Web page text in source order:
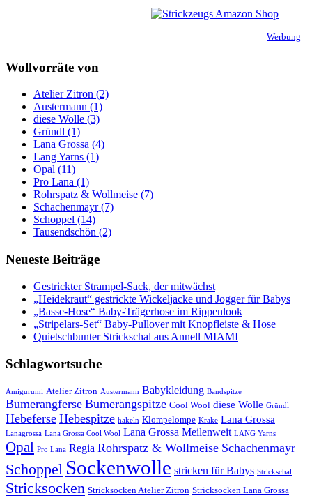
Werbung
Wollvorräte von
Atelier Zitron (2)
Austermann (1)
diese Wolle (3)
Gründl (1)
Lana Grossa (4)
Lang Yarns (1)
Opal (11)
Pro Lana (1)
Rohrspatz & Wollmeise (7)
Schachenmayr (7)
Schoppel (14)
Tausendschön (2)
Neueste Beiträge
Gestrickter Strampel-Sack, der mitwächst
„Heidekraut“ gestrickte Wickeljacke und Jogger für Babys
„Basse-Hose“ Baby-Trägerhose im Rippenlook
„Stripelars-Set“ Baby-Pullover mit Knopfleiste & Hose
Quietschbunter Strickschal aus Annell MIAMI
Schlagwortsuche
Amigurumi Atelier Zitron Austermann Babykleidung Bandspitze
Bumerangferse Bumerangspitze Cool Wool diese Wolle Gründl
Hebeferse Hebespitze häkeln Klompelompe Krake Lana Grossa
Lanagrossa Lana Grossa Cool Wool Lana Grossa Meilenweit LANG Yarns
Opal Pro Lana Regia Rohrspatz & Wollmeise Schachenmayr
Schoppel Sockenwolle stricken für Babys Strickschal
Stricksocken Stricksocken Atelier Zitron Stricksocken Lana Grossa